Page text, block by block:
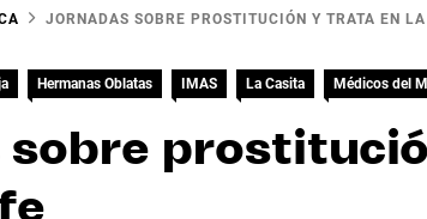
JORNADAS SOBRE PROSTITUCIÓN Y TRATA EN
Hermanas Oblatas IMAS La Casita Médicos del